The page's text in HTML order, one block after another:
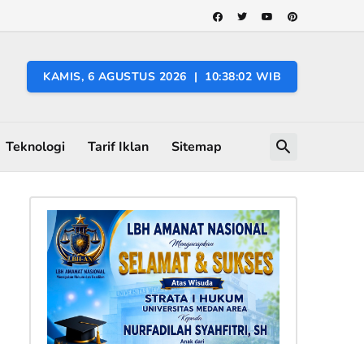
KAMIS, 6 AGUSTUS 2026 | 10:38:04 WIB
Teknologi Tarif Iklan Sitemap